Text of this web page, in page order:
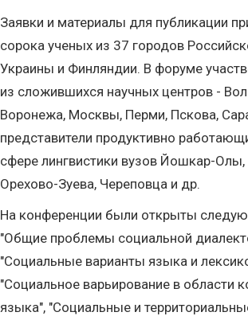
Заявки и материалы для публикации
сорока ученых из 37 городов
Украины и Финляндии. В форуме
из сложившихся научных центров -
Воронежа, Москвы, Перми, Пскова,
представители продуктивно
сфере лингвистики вузов Йошкар-Олы,
Орехово-Зуева, Череповца и др.
На конференции были открыты
"Общие проблемы социальной
"Социальные варианты языка и
"Социальное варьирование в области
языка", "Социальные и